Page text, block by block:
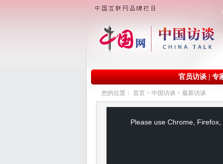
官员访谈|专
您的位置： 首页 > 中国访谈 > 最新访谈
Please use Chrome,